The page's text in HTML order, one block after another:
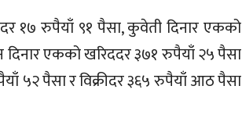
१७ रुपैयाँ ९१ पैसा, कुवेती दिनार एकको
दिनार एकको खरिददर ३७१ रुपैयाँ २५ पैसा
५२ पैसा र विक्रीदर ३६५ रुपैयाँ आठ पैसा